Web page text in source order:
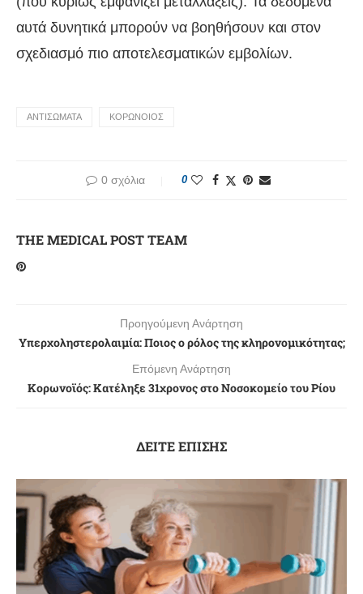
αυτά δυνητικά μπορούν να βοηθήσουν και στον
σχεδιασμό πιο αποτελεσματικών εμβολίων.
ΑΝΤΙΣΩΜΑΤΑ ΚΟΡΩΝΟΙΟΣ
0 σχόλια 0
THE MEDICAL POST TEAM
Προηγούμενη Ανάρτηση
Υπερχοληστερολαιμία: Ποιος ο ρόλος της κληρονομικότητας;
Επόμενη Ανάρτηση
Κορωνοϊός: Κατέληξε 31χρονος στο Νοσοκομείο του Ρίου
ΔΕΙΤΕ ΕΠΙΣΗΣ